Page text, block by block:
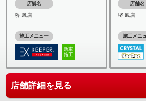
店舗名
堺 鳳店
施工メニュー
新車
施工
店舗名
堺 鳳店
施工メニ
店舗詳細を見る